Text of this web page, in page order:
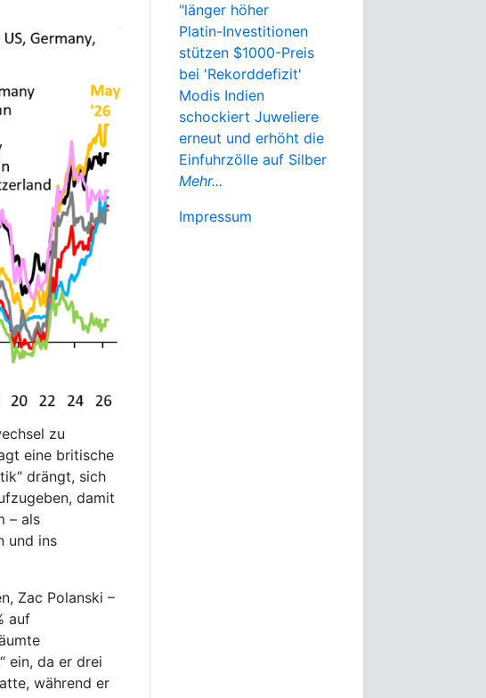
zu
eine britische
drängt, sich
damit
– als
und ins
Zac Polanski –
auf
ein, da er drei
während er
"länger höher
Platin-Investitionen
stützen $1000-Preis
bei 'Rekorddefizit'
Modis Indien
schockiert Juweliere
erneut und erhöht die
Einfuhrzölle auf Silber
Mehr...
Impressum